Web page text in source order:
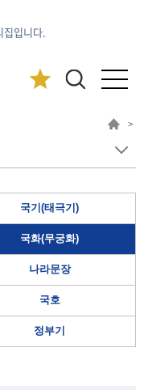
집입니다.
>
국기(태극기)
국화(무궁화)
나라문장
국호
정부기